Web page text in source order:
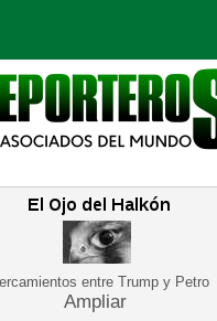
entre Trump y Petro
Ampliar
Opinión Bogotá
Planeta Tierra Deportes
Educación Neira